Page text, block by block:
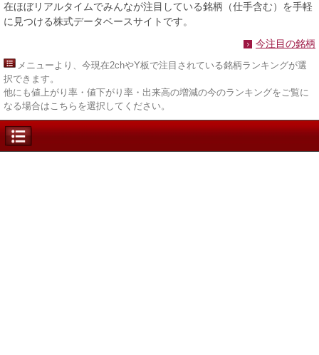
在ほぼリアルタイムでみんなが注目している銘柄（仕手含む）を手軽
に見つける株式データベースサイトです。
今注目の銘柄
メニューより、今現在2chやY板で注目されている銘柄ランキングが選
択できます。
他にも値上がり率・値下がり率・出来高の増減の今のランキングをご覧に
なる場合はこちらを選択してください。